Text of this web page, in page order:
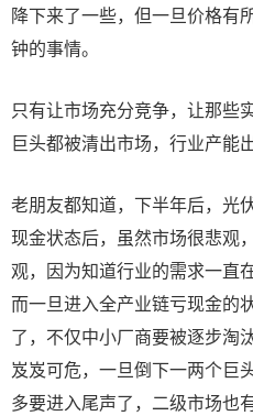
降下来了一些，但一旦价格有
钟的事情。
只有让市场充分竞争，让那些
巨头都被清出市场，行业产能
老朋友都知道，下半年后，光
现金状态后，虽然市场很悲观
观，因为知道行业的需求一直
而一旦进入全产业链亏现金的
了，不仅中小厂商要被逐步淘
岌岌可危，一旦倒下一两个巨
多要进入尾声了，二级市场也